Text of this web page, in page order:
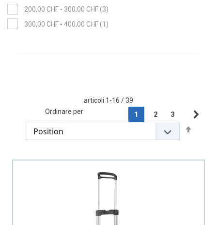
articoli 1 -16 /39
PageYou're currently
1 Page
2 Page
3
Ordinare per
200,00 CHF - 300,00 CHF 3items
300,00 CHF - 400,00 CHF 1item